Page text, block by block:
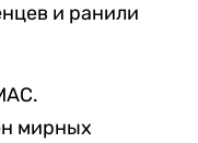
и ранили
мирных